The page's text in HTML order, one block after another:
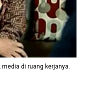
di ruang kerjanya.